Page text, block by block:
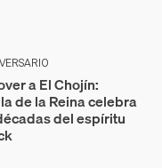
a El Chojín:
de la Reina celebra
del espíritu